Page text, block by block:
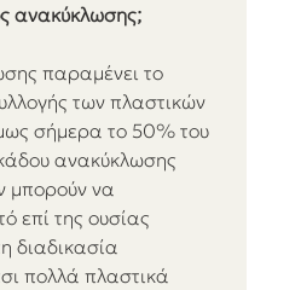
ανακύκλωσης;
παραμένει το
των πλαστικών
σήμερα το 50% του
ανακύκλωσης
μπορούν να
επί της ουσίας
διαδικασία
πολλά πλαστικά